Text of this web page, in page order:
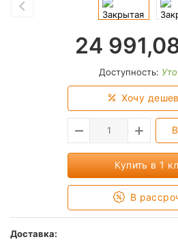
24
Доступность:
Хочу
Купить в 1
В
Доставка: